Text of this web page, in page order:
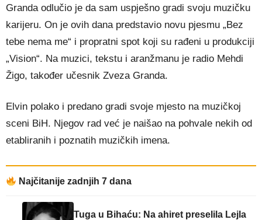
Granda odlučio je da sam uspješno gradi svoju muzičku
karijeru. On je ovih dana predstavio novu pjesmu „Bez
tebe nema me“ i propratni spot koji su rađeni u produkciji
„Vision“. Na muzici, tekstu i aranžmanu je radio Mehdi
Žigo, također učesnik Zveza Granda.
Elvin polako i predano gradi svoje mjesto na muzičkoj
sceni BiH. Njegov rad već je naišao na pohvale nekih od
etabliranih i poznatih muzičkih imena.
Najčitanije zadnjih 7 dana
Tuga u Bihaću: Na ahiret preselila Lejla